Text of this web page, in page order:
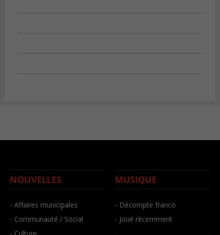
NOUVELLES
- Affaires municipales
- Communauté / Social
- Culture
MUSIQUE
- Décompte franco
- Joué récemment